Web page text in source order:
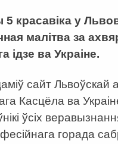
5 красавіка у
малітва за
ідзе ва Украіне.
сайт Львоўскай
Касцёла ва
ўсіх
горада